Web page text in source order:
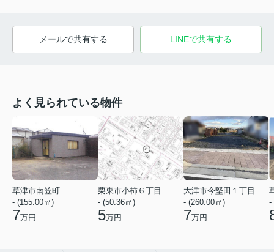
メールで共有する LINEで共有する
よく見られている物件
草津市南笠町
- (155.00㎡)
7万円
栗東市小柿６丁目
- (50.36㎡)
5万円
大津市今堅田１丁目
- (260.00㎡)
7万円
-